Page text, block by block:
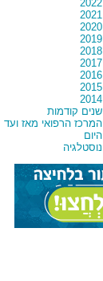
2022
2021
2020
2019
2018
2017
2016
2015
2014
שנים קודמות
המרכז הרפואי מאז ועד
היום
נוסטלגיה